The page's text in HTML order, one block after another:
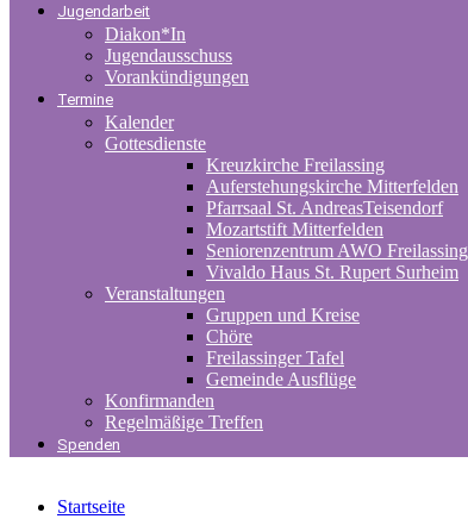
Jugendarbeit
Diakon*In
Jugendausschuss
Vorankündigungen
Termine
Kalender
Gottesdienste
Kreuzkirche Freilassing
Auferstehungskirche Mitterfelden
Pfarrsaal St. AndreasTeisendorf
Mozartstift Mitterfelden
Seniorenzentrum AWO Freilassing
Vivaldo Haus St. Rupert Surheim
Veranstaltungen
Gruppen und Kreise
Chöre
Freilassinger Tafel
Gemeinde Ausflüge
Konfirmanden
Regelmäßige Treffen
Spenden
Startseite